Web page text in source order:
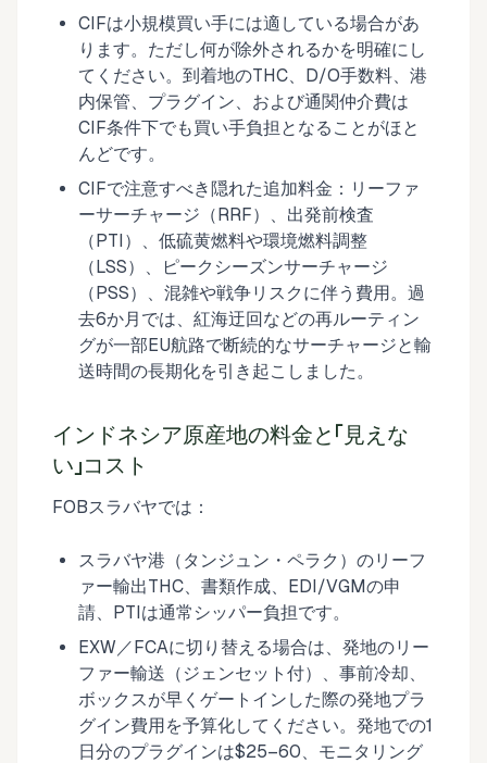
CIFは小規模買い手には適している場合があ
ります。ただし何が除外されるかを明確にし
てください。到着地のTHC、D/O手数料、港
内保管、プラグイン、および通関仲介費は
CIF条件下でも買い手負担となることがほと
んどです。
CIFで注意すべき隠れた追加料金：リーファ
ーサーチャージ（RRF）、出発前検査
（PTI）、低硫黄燃料や環境燃料調整
（LSS）、ピークシーズンサーチャージ
（PSS）、混雑や戦争リスクに伴う費用。過
去6か月では、紅海迂回などの再ルーティン
グが一部EU航路で断続的なサーチャージと輸
送時間の長期化を引き起こしました。
インドネシア原産地の料金と「見えな
い」コスト
FOBスラバヤでは：
スラバヤ港（タンジュン・ペラク）のリーフ
ァー輸出THC、書類作成、EDI/VGMの申
請、PTIは通常シッパー負担です。
EXW／FCAに切り替える場合は、発地のリー
ファー輸送（ジェンセット付）、事前冷却、
ボックスが早くゲートインした際の発地プラ
グイン費用を予算化してください。発地での1
日分のプラグインは$25–60、モニタリング